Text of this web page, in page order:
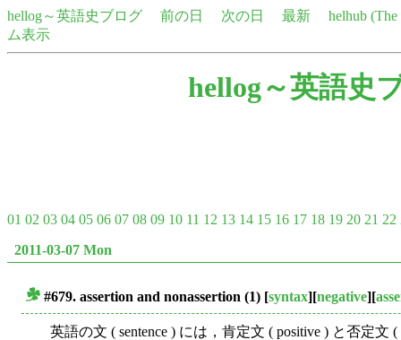
hellog～英語史ブログ 前の日 次の日 最新
helhub
ム表示
hellog～英語史
01 02 03 04 05 06 07 08 09 10 11 12 13 14 15 16 17 18 19 20 21 22
2011-03-07 Mon
#679. assertion and nonassertion (1) [syntax][negative][
英語の文 ( sentence ) には，肯定文 ( positive ) と否定文 (